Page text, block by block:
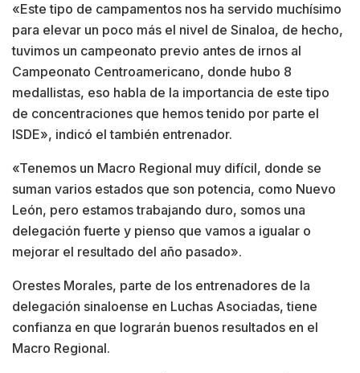
«Este tipo de campamentos nos ha servido muchísimo
para elevar un poco más el nivel de Sinaloa, de hecho,
tuvimos un campeonato previo antes de irnos al
Campeonato Centroamericano, donde hubo 8
medallistas, eso habla de la importancia de este tipo
de concentraciones que hemos tenido por parte el
ISDE», indicó el también entrenador.
«Tenemos un Macro Regional muy difícil, donde se
suman varios estados que son potencia, como Nuevo
León, pero estamos trabajando duro, somos una
delegación fuerte y pienso que vamos a igualar o
mejorar el resultado del año pasado».
Orestes Morales, parte de los entrenadores de la
delegación sinaloense en Luchas Asociadas, tiene
confianza en que lograrán buenos resultados en el
Macro Regional.